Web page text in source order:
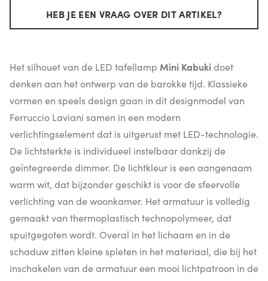
HEB JE EEN VRAAG OVER DIT ARTIKEL?
Het silhouet van de LED tafellamp Mini Kabukidoet
denken aan het ontwerp van de barokke tijd. Klassieke
vormen en speels design gaan in dit designmodel van
Ferruccio Laviani samen in een modern
verlichtingselement dat is uitgerust met LED-technologie.
De lichtsterkte is individueel instelbaar dankzij de
geïntegreerde dimmer. De lichtkleur is een aangenaam
warm wit, dat bijzonder geschikt is voor de sfeervolle
verlichting van de woonkamer. Het armatuur is volledig
gemaakt van thermoplastisch technopolymeer, dat
spuitgegoten wordt. Overal in het lichaam en in de
schaduw zitten kleine spleten in het materiaal, die bij het
inschakelen van de armatuur een mooi lichtpatroon in de